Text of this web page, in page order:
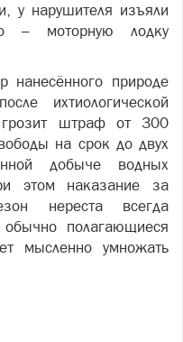
у нарушителя изъяли
– моторную лодку
природе
ихтиологической
грозит штраф от 300
на срок до двух
добыче водных
этом наказание за
нереста всегда
полагающиеся
мысленно умножать